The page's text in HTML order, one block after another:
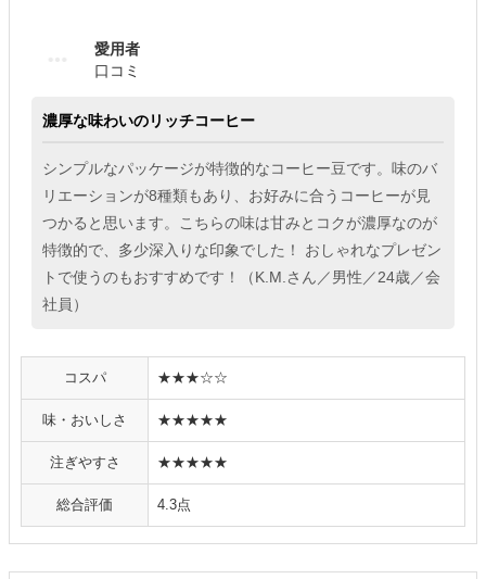
愛用者
口コミ
濃厚な味わいのリッチコーヒー
シンプルなパッケージが特徴的なコーヒー豆です。味のバ
リエーションが8種類もあり、お好みに合うコーヒーが見
つかると思います。こちらの味は甘みとコクが濃厚なのが
特徴的で、多少深入りな印象でした！ おしゃれなプレゼン
トで使うのもおすすめです！（K.M.さん／男性／24歳／会
社員）
コスパ ★★★☆☆
味・おいしさ ★★★★★
注ぎやすさ ★★★★★
総合評価 4.3点